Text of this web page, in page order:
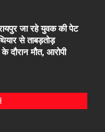
जा रहे युवक की पेट
से ताबड़तोड़
दौरान मौत, आरोपी